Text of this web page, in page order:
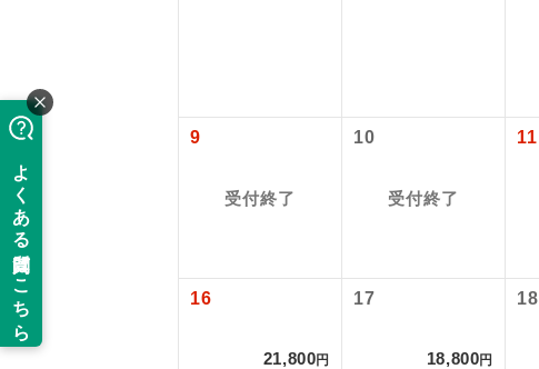
9
受付終了
10
受付終了
11
16
21,800円
17
18,800円
18
現地添乗員同行
バスガイド乗務